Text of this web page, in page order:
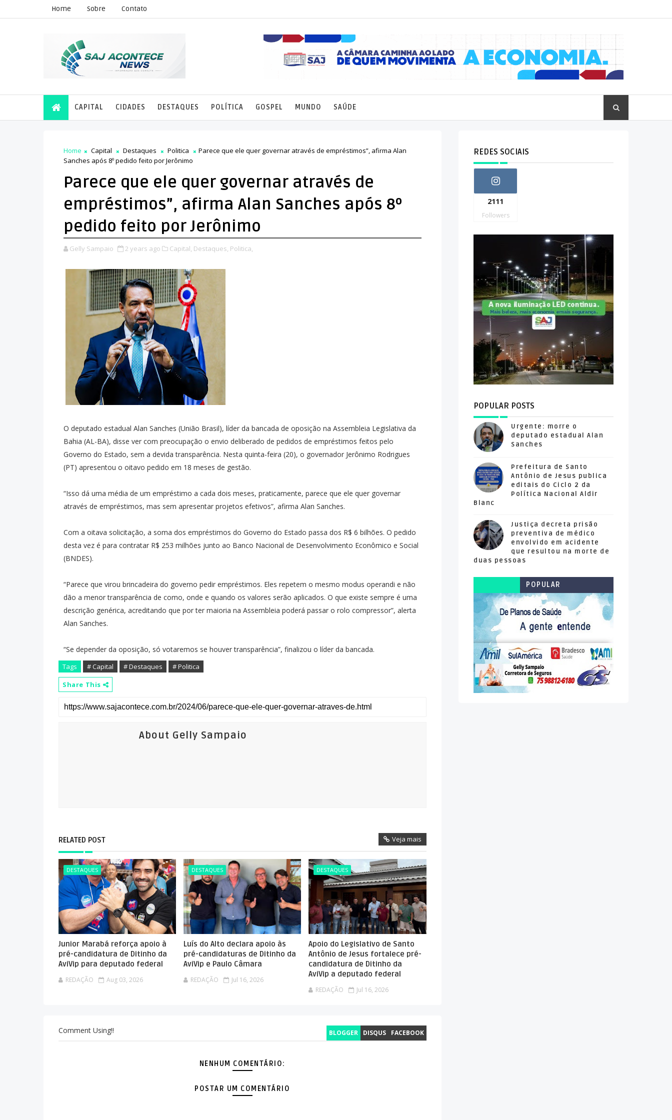
Home Sobre Contato
CAPITAL CIDADES DESTAQUES POLÍTICA GOSPEL MUNDO SAÚDE
Home Capital Destaques Politica
Parece que ele quer governar através de empréstimos”, afirma Alan
Sanches após 8º pedido feito por Jerônimo
Parece que ele quer governar através de
empréstimos”, afirma Alan Sanches após 8º
pedido feito por Jerônimo
Gelly Sampaio 2 years ago Capital, Destaques, Politica,
O deputado estadual Alan Sanches (União Brasil), líder da bancada de oposição na Assembleia Legislativa da
Bahia (AL-BA), disse ver com preocupação o envio deliberado de pedidos de empréstimos feitos pelo
Governo do Estado, sem a devida transparência. Nesta quinta-feira (20), o governador Jerônimo Rodrigues
(PT) apresentou o oitavo pedido em 18 meses de gestão.
“Isso dá uma média de um empréstimo a cada dois meses, praticamente, parece que ele quer governar
através de empréstimos, mas sem apresentar projetos efetivos”, afirma Alan Sanches.
Com a oitava solicitação, a soma dos empréstimos do Governo do Estado passa dos R$ 6 bilhões. O pedido
desta vez é para contratar R$ 253 milhões junto ao Banco Nacional de Desenvolvimento Econômico e Social
(BNDES).
“Parece que virou brincadeira do governo pedir empréstimos. Eles repetem o mesmo modus operandi e não
dão a menor transparência de como, onde e quando os valores serão aplicados. O que existe sempre é uma
descrição genérica, acreditando que por ter maioria na Assembleia poderá passar o rolo compressor”, alerta
Alan Sanches.
“Se depender da oposição, só votaremos se houver transparência”, finalizou o líder da bancada.
Tags # Capital # Destaques
# Politica
Share This
About Gelly Sampaio
RELATED POST Veja mais
DESTAQUES
Junior Marabá reforça apoio à
pré-candidatura de Ditinho da
AviVip para deputado federal
REDAÇÃO Aug 03, 2026
DESTAQUES
Luís do Alto declara apoio às
pré-candidaturas de Ditinho da
AviVip e Paulo Câmara
REDAÇÃO Jul 16, 2026
DESTAQUES
Apoio do Legislativo de Santo
Antônio de Jesus fortalece pré-
candidatura de Ditinho da
AviVip a deputado federal
REDAÇÃO Jul 16, 2026
BLOGGER DISQUS FACEBOOK
Comment Using!!
NENHUM COMENTÁRIO:
POSTAR UM COMENTÁRIO
REDES SOCIAIS
2111
Followers
POPULAR POSTS
Urgente: morre o
deputado estadual Alan
Sanches
Prefeitura de Santo
Antônio de Jesus publica
editais do Ciclo 2 da
Política Nacional Aldir
Blanc
Justiça decreta prisão
preventiva de médico
envolvido em acidente
que resultou na morte de
duas pessoas
POPULAR